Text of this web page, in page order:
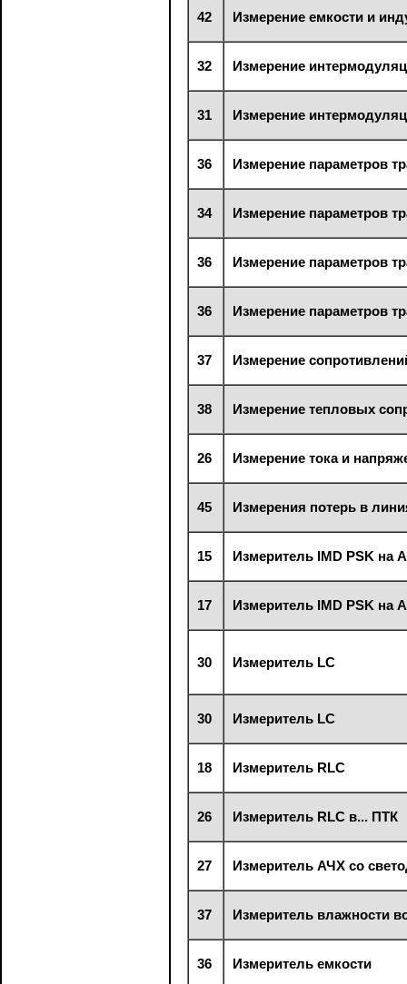
42 Измерение емкости и
32 Измерение
31 Измерение
36 Измерение параметров
34 Измерение параметров
36 Измерение параметров
36 Измерение параметров
37 Измерение
38 Измерение тепловых
26 Измерение тока и
45 Измерения потерь в
15 Измеритель IMD PSK на
17 Измеритель IMD PSK на
30 Измеритель LC
30 Измеритель LC
18 Измеритель RLC
26 Измеритель RLC в... ПТК
27 Измеритель АЧХ со
37 Измеритель влажности
36 Измеритель емкости